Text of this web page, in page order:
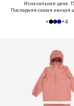
Изначальная цена:
Последняя самая низкая
+4